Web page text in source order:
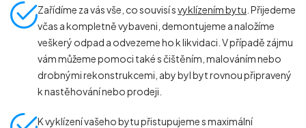
Zařídíme za vás vše, co souvisí svyklízením bytu . Přijedeme
včas a kompletně vybaveni, demontujeme a naložíme
veškerý odpad a odvezeme ho k likvidaci. V případě zájmu
vám můžeme pomoci také s čištěním, malováním nebo
drobnými rekonstrukcemi, aby byl byt rovnou připravený
k nastěhování nebo prodeji.
K vyklízení vašeho bytu přistupujeme s maximální